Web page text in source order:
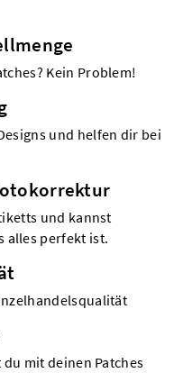
Kein Problem!
und helfen dir bei
und kannst
alles perfekt ist.
mit deinen Patches